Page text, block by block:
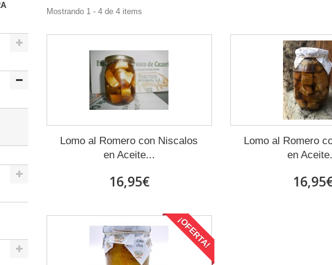
Mostrando 1 - 4 de 4 items
Lomo al Romero con Niscalos
en Aceite...
16,95€
Lomo al Romero
en
¡OFERTA!